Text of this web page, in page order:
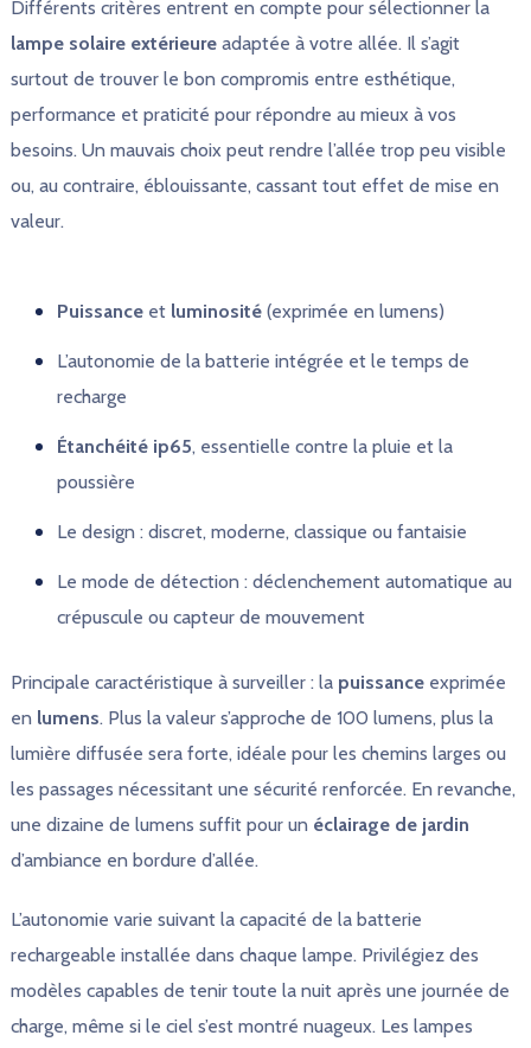
Différents critères entrent en compte pour sélectionner la
lampe solaire extérieureadaptée à votre allée. Il s’agit
surtout de trouver le bon compromis entre esthétique,
performance et praticité pour répondre au mieux à vos
besoins. Un mauvais choix peut rendre l’allée trop peu visible
ou, au contraire, éblouissante, cassant tout effet de mise en
valeur.
Puissanceet luminosité(exprimée en lumens)
L’autonomie de la batterie intégrée et le temps de
recharge
Étanchéité ip65, essentielle contre la pluie et la
poussière
Le design : discret, moderne, classique ou fantaisie
Le mode de détection : déclenchement automatique au
crépuscule ou capteur de mouvement
Principale caractéristique à surveiller : la puissanceexprimée
en lumens. Plus la valeur s’approche de 100 lumens, plus la
lumière diffusée sera forte, idéale pour les chemins larges ou
les passages nécessitant une sécurité renforcée. En revanche,
une dizaine de lumens suffit pour un éclairage de jardin
d’ambiance en bordure d’allée.
L’autonomie varie suivant la capacité de la batterie
rechargeable installée dans chaque lampe. Privilégiez des
modèles capables de tenir toute la nuit après une journée de
charge, même si le ciel s’est montré nuageux. Les lampes